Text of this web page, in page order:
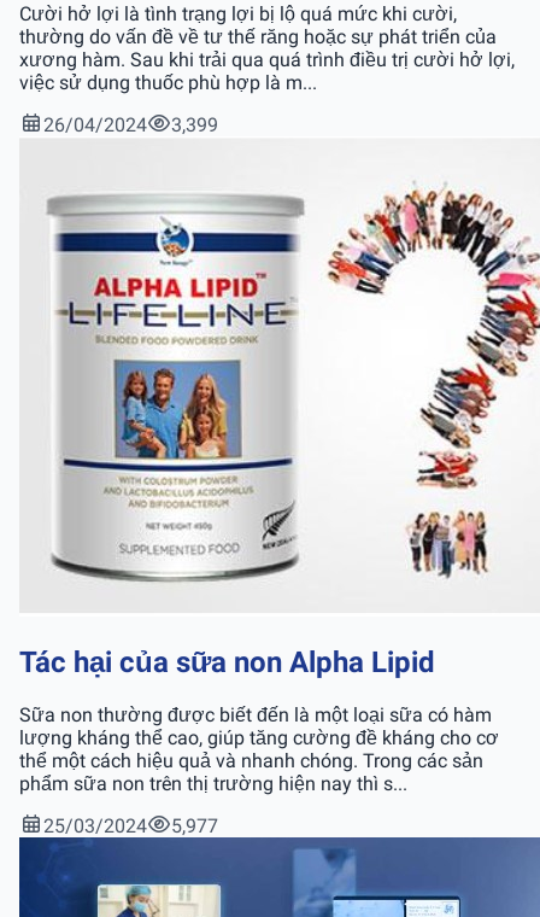
Cười hở lợi là tình trạng lợi bị lộ quá mức khi cười,
thường do vấn đề về tư thế răng hoặc sự phát triển của
xương hàm. Sau khi trải qua quá trình điều trị cười hở lợi,
việc sử dụng thuốc phù hợp là m...
26/04/2024
3,399
Tác hại của sữa non Alpha Lipid
Sữa non thường được biết đến là một loại sữa có hàm
lượng kháng thể cao, giúp tăng cường đề kháng cho cơ
thể một cách hiệu quả và nhanh chóng. Trong các sản
phẩm sữa non trên thị trường hiện nay thì s...
25/03/2024
5,977